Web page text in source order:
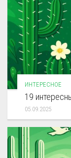
ИНТЕРЕСНОЕ
19
05.09.2025